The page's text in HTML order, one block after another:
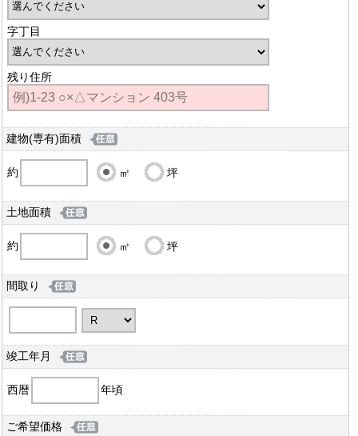
字丁目
残り住所
建物(専有)面積
約 ㎡ 坪
土地面積
約 ㎡ 坪
間取り
竣工年月
西暦 年頃
ご希望価格